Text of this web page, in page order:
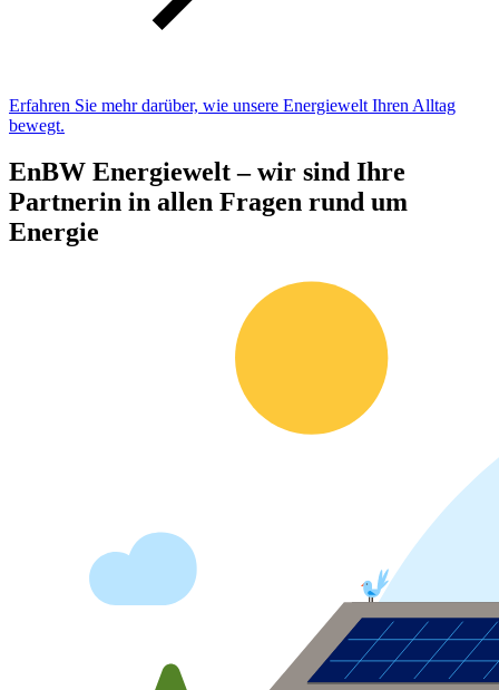
Erfahren Sie mehr darüber, wie unsere Energiewelt Ihren Alltag
bewegt.
EnBW Energiewelt – wir sind Ihre
Partnerin in allen Fragen rund um
Energie